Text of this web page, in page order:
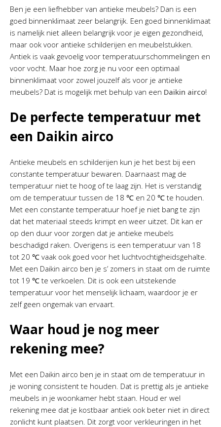
Ben je een liefhebber van antieke meubels? Dan is een
goed binnenklimaat zeer belangrijk. Een goed binnenklimaat
is namelijk niet alleen belangrijk voor je eigen gezondheid,
maar ook voor antieke schilderijen en meubelstukken.
Antiek is vaak gevoelig voor temperatuurschommelingen en
voor vocht. Maar hoe zorg je nu voor een optimaal
binnenklimaat voor zowel jouzelf als voor je antieke
meubels? Dat is mogelijk met behulp van een Daikin airco!
De perfecte temperatuur met
een Daikin airco
Antieke meubels en schilderijen kun je het best bij een
constante temperatuur bewaren. Daarnaast mag de
temperatuur niet te hoog of te laag zijn. Het is verstandig
om de temperatuur tussen de 18 ℃ en 20 ℃ te houden.
Met een constante temperatuur hoef je niet bang te zijn
dat het materiaal steeds krimpt en weer uitzet. Dit kan er
op den duur voor zorgen dat je antieke meubels
beschadigd raken. Overigens is een temperatuur van 18
tot 20 ℃ vaak ook goed voor het luchtvochtigheidsgehalte.
Met een Daikin airco ben je s’ zomers in staat om de ruimte
tot 19 ℃ te verkoelen. Dit is ook een uitstekende
temperatuur voor het menselijk lichaam, waardoor je er
zelf geen ongemak van ervaart.
Waar houd je nog meer
rekening mee?
Met een Daikin airco ben je in staat om de temperatuur in
je woning consistent te houden. Dat is prettig als je antieke
meubels in je woonkamer hebt staan. Houd er wel
rekening mee dat je kostbaar antiek ook beter niet in direct
zonlicht kunt plaatsen. Dit zorgt voor verkleuringen in het